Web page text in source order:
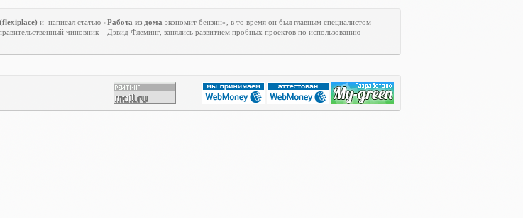
flexiplace) и написал статью «Работа из дома экономит бензин», в то время он был главным специалистом
чиновник – Дэвид Флеминг, занялись развитием пробных проектов по использованию